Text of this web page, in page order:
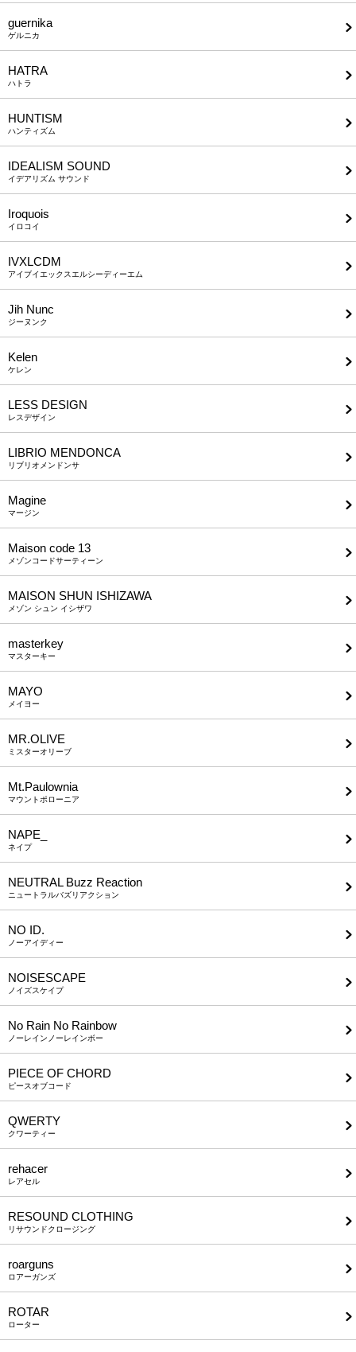
guernika
ゲルニカ
HATRA
ハトラ
HUNTISM
ハンティズム
IDEALISM SOUND
イデアリズム サウンド
Iroquois
イロコイ
IVXLCDM
アイブイエックスエルシーディーエム
Jih Nunc
ジーヌンク
Kelen
ケレン
LESS DESIGN
レスデザイン
LIBRIO MENDONCA
リブリオメンドンサ
Magine
マージン
Maison code 13
メゾンコードサーティーン
MAISON SHUN ISHIZAWA
メゾン シュン イシザワ
masterkey
マスターキー
MAYO
メイヨー
MR.OLIVE
ミスターオリーブ
Mt.Paulownia
マウントポローニア
NAPE_
ネイプ
NEUTRAL Buzz Reaction
ニュートラルバズリアクション
NO ID.
ノーアイディー
NOISESCAPE
ノイズスケイプ
No Rain No Rainbow
ノーレインノーレインボー
PIECE OF CHORD
ピースオブコード
QWERTY
クワーティー
rehacer
レアセル
RESOUND CLOTHING
リサウンドクロージング
roarguns
ロアーガンズ
ROTAR
ローター